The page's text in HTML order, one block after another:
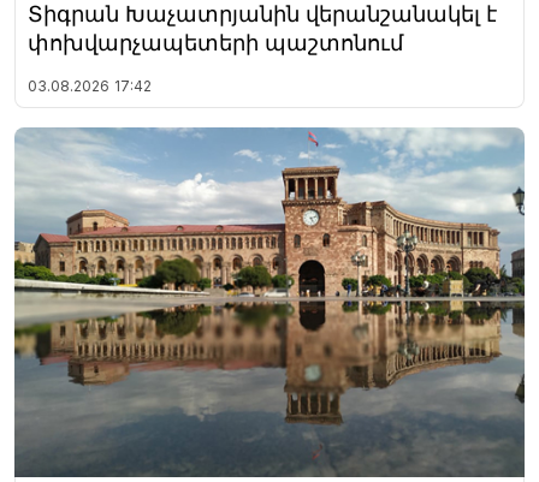
Տիգրան Խաչատրյանին վերանշանակել է
փոխվարչապետերի պաշտոնում
03.08.2026 17:42